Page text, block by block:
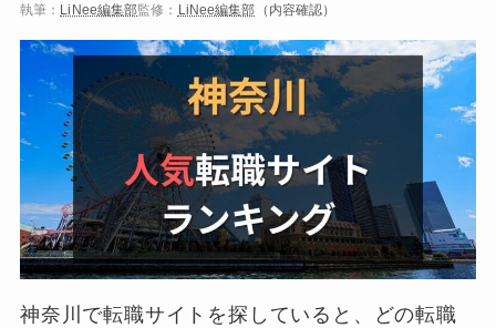
執筆： LiNee編集部監修： LiNee編集部 （内容確認）
神奈川で転職サイトを探していると、どの転職